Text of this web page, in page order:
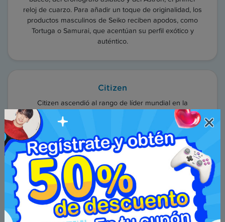
reloj de cuarzo. Para añadir un toque de originalidad, los
productos masculinos de Seiko reciben apodos, como
Tortuga o Samurai, que acentúan su perfil exótico y
auténtico.
Citizen
Citizen ascendió al rango de líder mundial en la
fabricación de relojes gracias a su primer reloj de cuarzo
analógico y que utilizaba la luz como fuente de energía.
Este modelo "Eco-Drive" no tiene rival en cuanto a
precisión y ha moldeado la cultura de la marca, la cual
mira hacia el futuro. El principal atractivo de un reloj
Citizen, aparte de su amplia gama de precios, sigue
siendo la elegancia y la sutileza de su cobertura sobre la
muñeca.